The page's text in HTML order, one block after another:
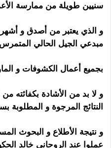
سنيين طويلة من ممارسة
و الذي يعتبر من أصدق و
مبدعي الجيل الحالي المتمرس
بجميع أعمال الكشوفات و
و لا بد من الأشادة بكفائته
النتائج المرجوة و المطلوبة
و نتيجة الأطلاع و البحوث
عملوا عند الروحاني خالد